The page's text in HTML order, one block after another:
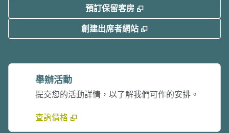
預訂保留客房 ,
創建出席者網站 ,
舉辦活動
提交您的活動詳情，以了解我們可作的安排。
查詢價格